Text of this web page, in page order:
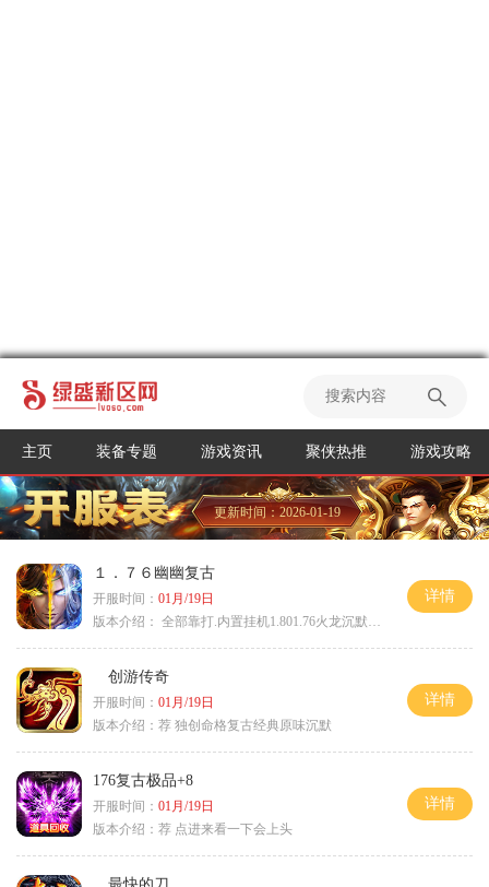
主页 装备专题 游戏资讯 聚侠热推 游戏攻略
更新时间：2026-01-19
１．７６幽幽复古
开服时间： 01月/19日
版本介绍： 全部靠打.内置挂机1.801.76火龙沉默微变
详情
创游传奇
开服时间： 01月/19日
版本介绍： 荐 独创命格复古经典原味沉默
详情
176复古极品+8
开服时间： 01月/19日
版本介绍： 荐 点进来看一下会上头
详情